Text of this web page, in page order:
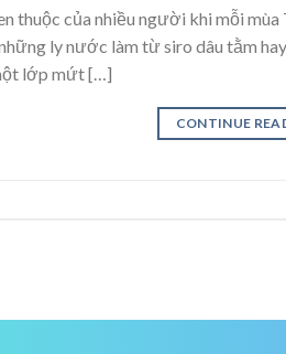
thuộc của nhiều người khi mỗi
ly nước làm từ siro dâu tằm
lớp mứt […]
CONTINUE